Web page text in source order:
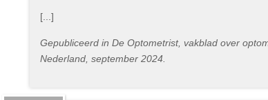
[...]
Gepubliceerd in De Optometrist, vakblad over
Nederland, september 2024.